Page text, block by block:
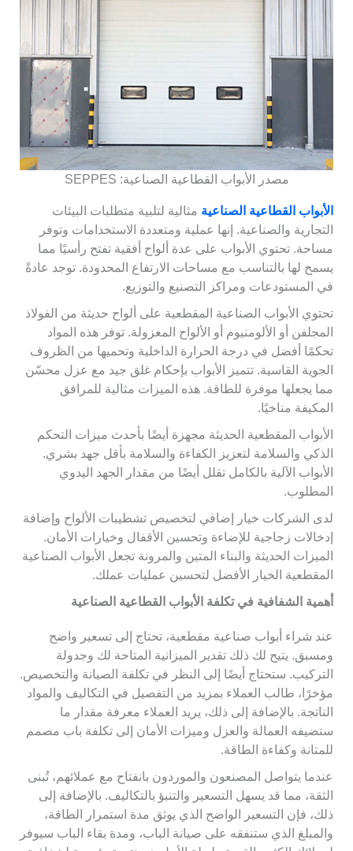
مصدر الأبواب القطاعية الصناعية: SEPPES
الأبواب القطاعية الصناعية مثالية لتلبية متطلبات البيئات
التجارية والصناعية. إنها عملية ومتعددة الاستخدامات وتوفر
مساحة. تحتوي الأبواب على عدة ألواح أفقية تفتح رأسيًا مما
يسمح لها بالتناسب مع مساحات الارتفاع المحدودة. توجد عادةً
في المستودعات ومراكز التصنيع والتوزيع.
تحتوي الأبواب الصناعية المقطعية على ألواح حديثة من الفولاذ
المجلفن أو الألومنيوم أو الألواح المعزولة. توفر هذه المواد
تحكمًا أفضل في درجة الحرارة الداخلية وتحميها من الظروف
الجوية القاسية. تتميز الأبواب بإحكام غلق جيد مع عزل محسّن
مما يجعلها موفرة للطاقة. هذه الميزات مثالية للمرافق
المكيفة مناخيًا.
الأبواب المقطعية الحديثة مجهزة أيضًا بأحدث ميزات التحكم
الذكي والسلامة لتعزيز الكفاءة والسلامة بأقل جهد بشري.
الأبواب الآلية بالكامل تقلل أيضًا من مقدار الجهد اليدوي
المطلوب.
لدى الشركات خيار إضافي لتخصيص تشطيبات الألواح وإضافة
إدخالات زجاجية للإضاءة وتحسين الأقفال وخيارات الأمان.
الميزات الحديثة والبناء المتين والمرونة تجعل الأبواب الصناعية
المقطعية الخيار الأفضل لتحسين عمليات عملك.
أهمية الشفافية في تكلفة الأبواب القطاعية الصناعية
عند شراء أبواب صناعية مقطعية، تحتاج إلى تسعير واضح
ومسبق. يتيح لك ذلك تقدير الميزانية المتاحة لك وجدولة
التركيب. ستحتاج أيضًا إلى النظر في تكلفة الصيانة والتخصيص.
مؤخرًا، طالب العملاء بمزيد من التفصيل في التكاليف والمواد
الناتجة. بالإضافة إلى ذلك، يريد العملاء معرفة مقدار ما
ستضيفه العمالة والعزل وميزات الأمان إلى تكلفة باب مصمم
للمتانة وكفاءة الطاقة.
عندما يتواصل المصنعون والموردون بانفتاح مع عملائهم، تُبنى
الثقة، مما قد يسهل التسعير والتنبؤ بالتكاليف. بالإضافة إلى
ذلك، فإن التسعير الواضح الذي يوثق مدة استمرار الطاقة،
والمبلغ الذي ستنفقه على صيانة الباب، ومدة بقاء الباب سيوفر